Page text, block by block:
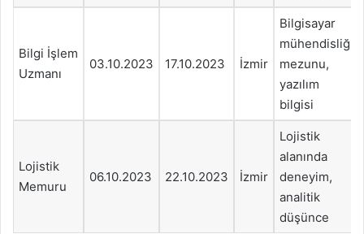
Bilgi İşlem
Uzmanı
03.10.2023 17.10.2023 İzmir
Bilgisayar
mühendisliği
mezunu,
yazılım
bilgisi
Lojistik
Memuru
06.10.2023 22.10.2023 İzmir
Lojistik
alanında
deneyim,
analitik
düşünce